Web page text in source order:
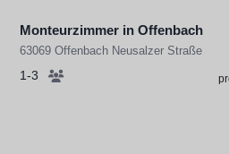
Monteurzimmer in Offenbach
63069 Offenbach Neusalzer Straße
1-3